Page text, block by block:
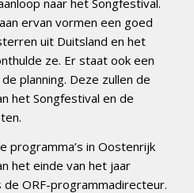
naar het Songfestival.
ervan vormen een goed
uit Duitsland en het
ze. Er staat ook een
planning. Deze zullen de
het Songfestival en de
programma’s in Oostenrijk
het einde van het jaar
de ORF-programmadirecteur.